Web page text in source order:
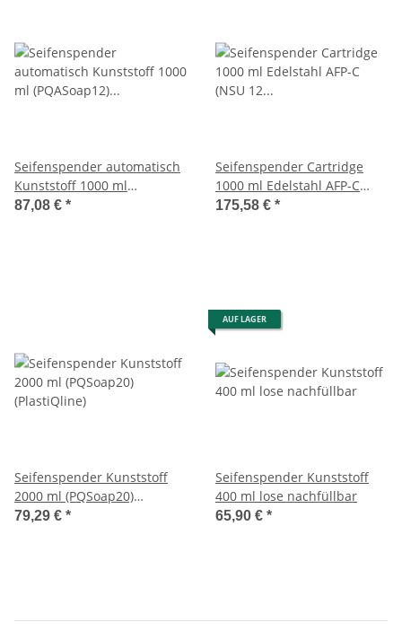
Seifenspender automatisch
Kunststoff 1000 ml
(PQASoap12) (PlastiQline)
87,08 € *
Seifenspender Cartridge
1000 ml Edelstahl AFP-C
(NSU 12 E) (SanTRAL)
175,58 € *
Seifenspender Kunststoff
2000 ml (PQSoap20)
(PlastiQline)
79,29 € *
AUF LAGER
Seifenspender Kunststoff
400 ml lose nachfüllbar
65,90 € *